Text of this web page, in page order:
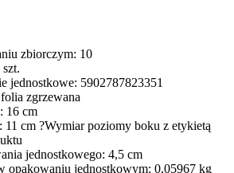
zbiorczym: 10
szt.
jednostkowe: 5902787823351
folia zgrzewana
16 cm
11 cm ?Wymiar poziomy boku z etykietą
jednostkowego: 4,5 cm
opakowaniu jednostkowym: 0,05967 kg